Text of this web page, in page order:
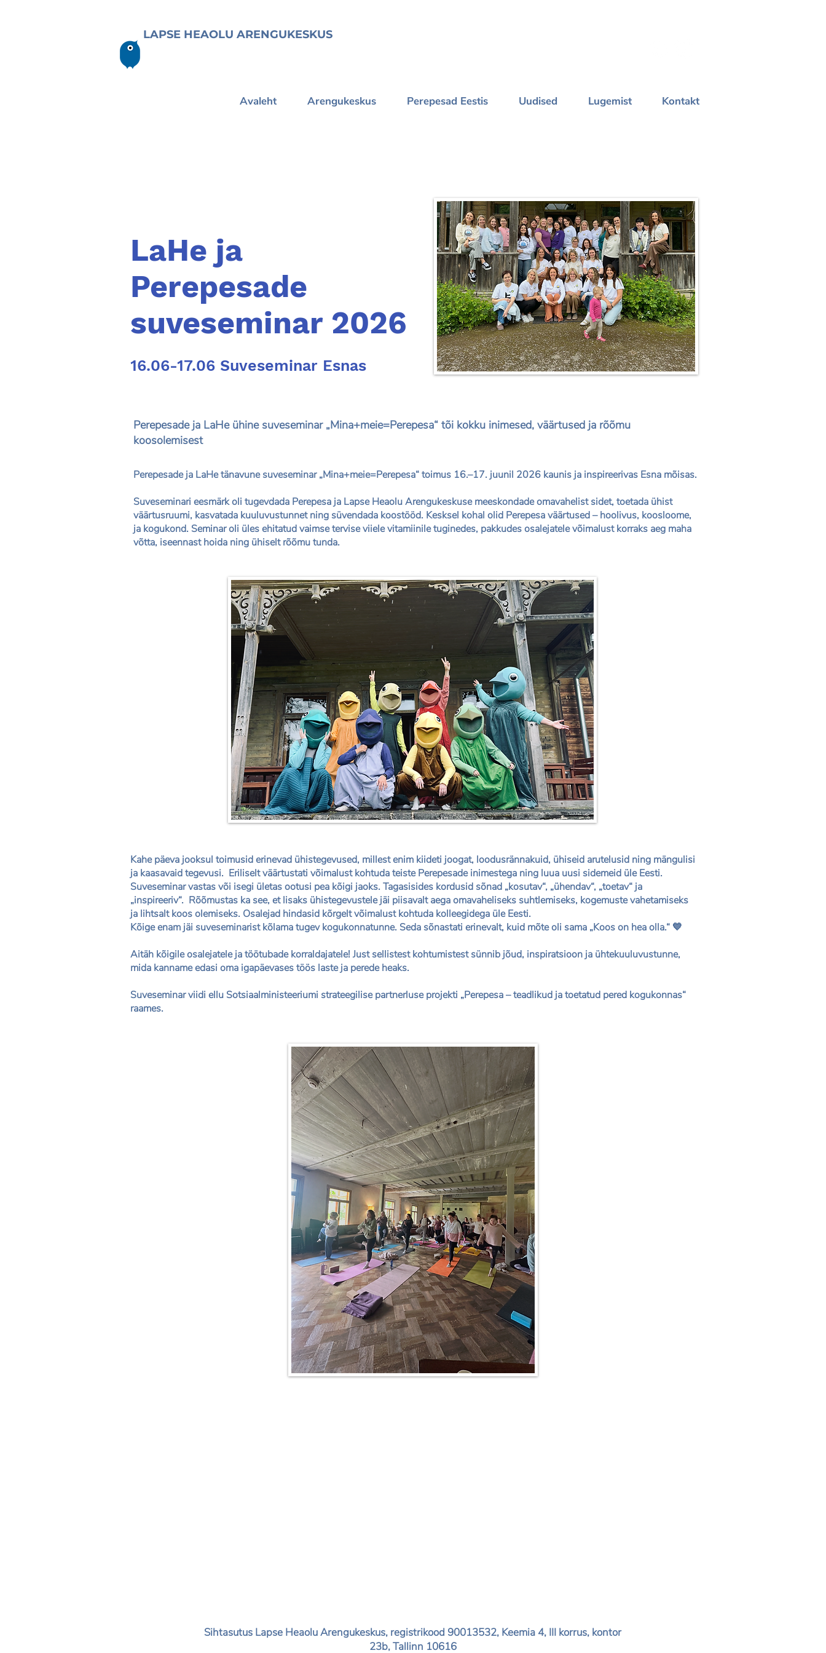
LAPSE HEAOLU ARENGUKESKUS
Avaleht Arengukeskus Perepesad Eestis Uudised Lugemist Kontakt
LaHe ja
Perepesade
suveseminar 2026
16.06-17.06 Suveseminar Esnas
Perepesade ja LaHe ühine suveseminar „Mina+meie=Perepesa“ tõi kokku inimesed, väärtused ja rõõmu
koosolemisest
Perepesade ja LaHe tänavune suveseminar „Mina+meie=Perepesa“ toimus 16.–17. juunil 2026 kaunis ja inspireerivas Esna mõisas.
Suveseminari eesmärk oli tugevdada Perepesa ja Lapse Heaolu Arengukeskuse meeskondade omavahelist sidet, toetada ühist
väärtusruumi, kasvatada kuuluvustunnet ning süvendada koostööd. Kesksel kohal olid Perepesa väärtused – hoolivus, koosloome,
ja kogukond. Seminar oli üles ehitatud vaimse tervise viiele vitamiinile tuginedes, pakkudes osalejatele võimalust korraks aeg maha
võtta, iseennast hoida ning ühiselt rõõmu tunda.
Kahe päeva jooksul toimusid erinevad ühistegevused, millest enim kiideti joogat, loodusrännakuid, ühiseid arutelusid ning mängulisi
ja kaasavaid tegevusi. Eriliselt väärtustati võimalust kohtuda teiste Perepesade inimestega ning luua uusi sidemeid üle Eesti.
Suveseminar vastas või isegi ületas ootusi pea kõigi jaoks. Tagasisides kordusid sõnad „kosutav“, „ühendav“, „toetav“ ja
„inspireeriv“. Rõõmustas ka see, et lisaks ühistegevustele jäi piisavalt aega omavaheliseks suhtlemiseks, kogemuste vahetamiseks
ja lihtsalt koos olemiseks. Osalejad hindasid kõrgelt võimalust kohtuda kolleegidega üle Eesti.
Kõige enam jäi suveseminarist kõlama tugev kogukonnatunne. Seda sõnastati erinevalt, kuid mõte oli sama „Koos on hea olla.“ 💙
Aitäh kõigile osalejatele ja töötubade korraldajatele! Just sellistest kohtumistest sünnib jõud, inspiratsioon ja ühtekuuluvustunne,
mida kanname edasi oma igapäevases töös laste ja perede heaks.
Suveseminar viidi ellu Sotsiaalministeeriumi strateegilise partnerluse projekti „Perepesa – teadlikud ja toetatud pered kogukonnas“
raames.
Sihtasutus Lapse Heaolu Arengukeskus, registrikood 90013532, Keemia 4, III korrus, kontor
23b, Tallinn 10616